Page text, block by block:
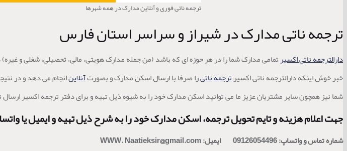
ترجمه ناتی فوری و آنلاین مدارک در همه شهرها
ترجمه ناتی مدارک در شیراز و سراسر استان فارس
دارالترجمه ناتی اکسیرتمامی مدارک شما را در هر حوزه ای که باشد (من جمله مدارک هویتی، مالی، تحصیلی، شغلی و
خبر خوش اینکه دارالترجمه ناتی اکسیرترجمه ناتیرا صرفا با ارسال اسکن مدارک و بصورتآنلاینانجام می دهد و در
شما نیز همچون سایر مشتریان عزیز ما می توانید اسکن مدارک خود را به شیوه ذیل تهیه و برای دفتر ترجمه اکسیر
جهت اعلام هزینه و تایم تحویل ترجمه، اسکن مدارک خود را به شرح ذیل تهیه و ایمیل یا
شماره تماس و واتساپ: 09126054496 ایمیل: WWW.Naatieksir@gmail.com